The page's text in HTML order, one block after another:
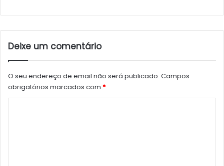
Deixe um comentário
O seu endereço de email não será publicado. Campos
obrigatórios marcados com *